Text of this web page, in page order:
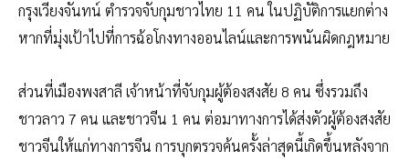
กรุงเวียงจันทน์ ตำรวจจับกุมชาวไทย 11 คน ในปฏิบัติการแยกต่าง
หากที่มุ่งเป้าไปที่การฉ้อโกงทางออนไลน์และการพนันผิดกฎหมาย
ส่วนที่เมืองพงสาลี เจ้าหน้าที่จับกุมผู้ต้องสงสัย 8 คน ซึ่งรวมถึง
ชาวลาว 7 คน และชาวจีน 1 คน ต่อมาทางการได้ส่งตัวผู้ต้องสงสัย
ชาวจีนให้แก่ทางการจีน การบุกตรวจค้นครั้งล่าสุดนี้เกิดขึ้นหลังจาก